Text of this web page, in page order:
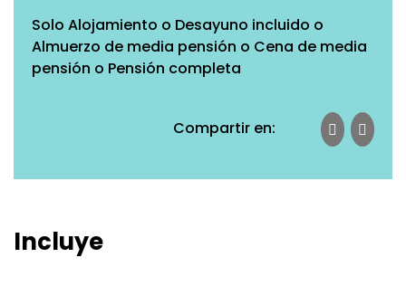
Solo Alojamiento o Desayuno incluido o
Almuerzo de media pensión o Cena de media
pensión o Pensión completa
Compartir en:
Incluye